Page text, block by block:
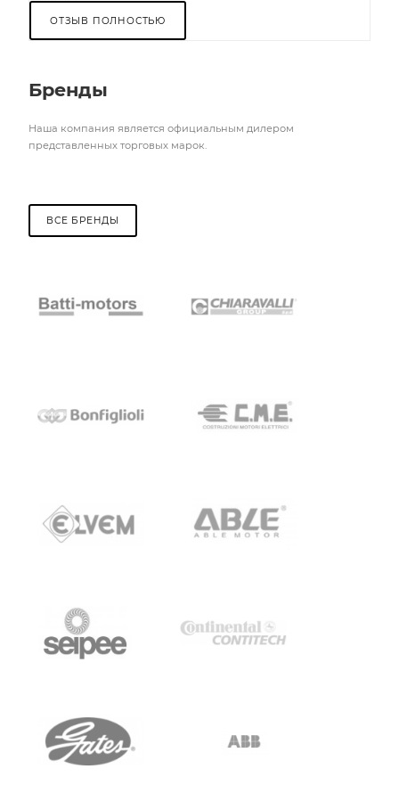
ОТЗЫВ ПОЛНОСТЬЮ
Бренды
Наша компания является официальным дилером
представленных торговых марок.
ВСЕ БРЕНДЫ